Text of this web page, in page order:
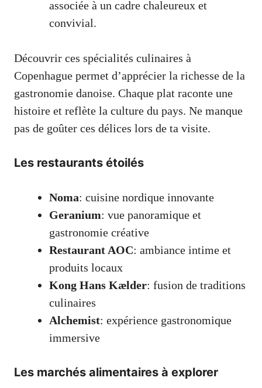
associée à un cadre chaleureux et
convivial.
Découvrir ces spécialités culinaires à
Copenhague permet d’apprécier la richesse de la
gastronomie danoise. Chaque plat raconte une
histoire et reflète la culture du pays. Ne manque
pas de goûter ces délices lors de ta visite.
Les restaurants étoilés
Noma: cuisine nordique innovante
Geranium: vue panoramique et
gastronomie créative
Restaurant AOC: ambiance intime et
produits locaux
Kong Hans Kælder: fusion de traditions
culinaires
Alchemist: expérience gastronomique
immersive
Les marchés alimentaires à explorer